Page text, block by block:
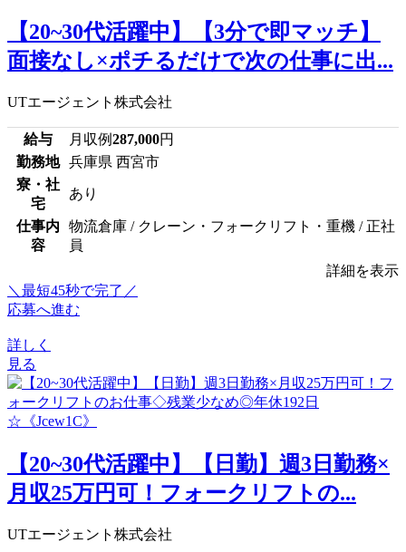
【20~30代活躍中】【3分で即マッチ】
面接なし×ポチるだけで次の仕事に出...
UTエージェント株式会社
給与 月収例287,000円
勤務地
兵庫県 西宮市
寮・社
宅
あり
仕事内
容
物流倉庫 / クレーン・フォークリフト・重機 / 正社
員
詳細を表示
＼最短45秒で完了／
応募へ進む
詳しく
見る
【20~30代活躍中】【日勤】週3日勤務×
月収25万円可！フォークリフトの...
UTエージェント株式会社